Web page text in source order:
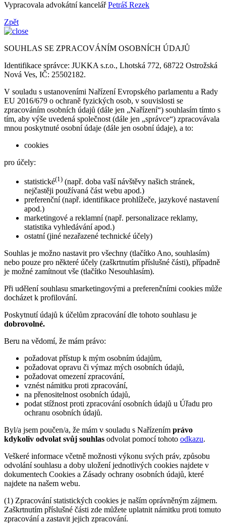
Vypracovala advokátní kancelářPetráš Rezek
Zpět
SOUHLAS SE ZPRACOVÁNÍM OSOBNÍCH ÚDAJŮ
Identifikace správce: JUKKA s.r.o., Lhotská 772, 68722 Ostrožská
Nová Ves, IČ: 25502182.
V souladu s ustanoveními Nařízení Evropského parlamentu a Rady
EU 2016/679 o ochraně fyzických osob, v souvislosti se
zpracováním osobních údajů (dále jen „Nařízení“) souhlasím tímto s
tím, aby výše uvedená společnost (dále jen „správce“) zpracovávala
mnou poskytnuté osobní údaje (dále jen osobní údaje), a to:
cookies
pro účely:
statistické(1) (např. doba vaší návštěvy našich stránek,
nejčastěji používaná část webu apod.)
preferenční (např. identifikace prohlížeče, jazykové nastavení
apod.)
marketingové a reklamní (např. personalizace reklamy,
statistika vyhledávání apod.)
ostatní (jiné nezařazené technické účely)
Souhlas je možno nastavit pro všechny (tlačítko Ano, souhlasím)
nebo pouze pro některé účely (zaškrtnutím příslušné části), případně
je možné zamítnout vše (tlačítko Nesouhlasím).
Při udělení souhlasu smarketingovými a preferenčními cookies může
docházet k profilování.
Poskytnutí údajů k účelům zpracování dle tohoto souhlasu je
dobrovolné.
Beru na vědomí, že mám právo:
požadovat přístup k mým osobním údajům,
požadovat opravu či výmaz mých osobních údajů,
požadovat omezení zpracování,
vznést námitku proti zpracování,
na přenositelnost osobních údajů,
podat stížnost proti zpracování osobních údajů u Úřadu pro
ochranu osobních údajů.
Byl/a jsem poučen/a, že mám v souladu s Nařízením právo
kdykoliv odvolat svůj souhlas odvolat pomocí tohoto odkazu.
Veškeré informace včetně možnosti výkonu svých práv, způsobu
odvolání souhlasu a doby uložení jednotlivých cookies najdete v
dokumentech Cookies a Zásady ochrany osobních údajů, které
najdete na našem webu.
(1) Zpracování statistických cookies je naším oprávněným zájmem.
Zaškrtnutím příslušné části zde můžete uplatnit námitku proti tomuto
zpracování a zastavit jejich zpracování.